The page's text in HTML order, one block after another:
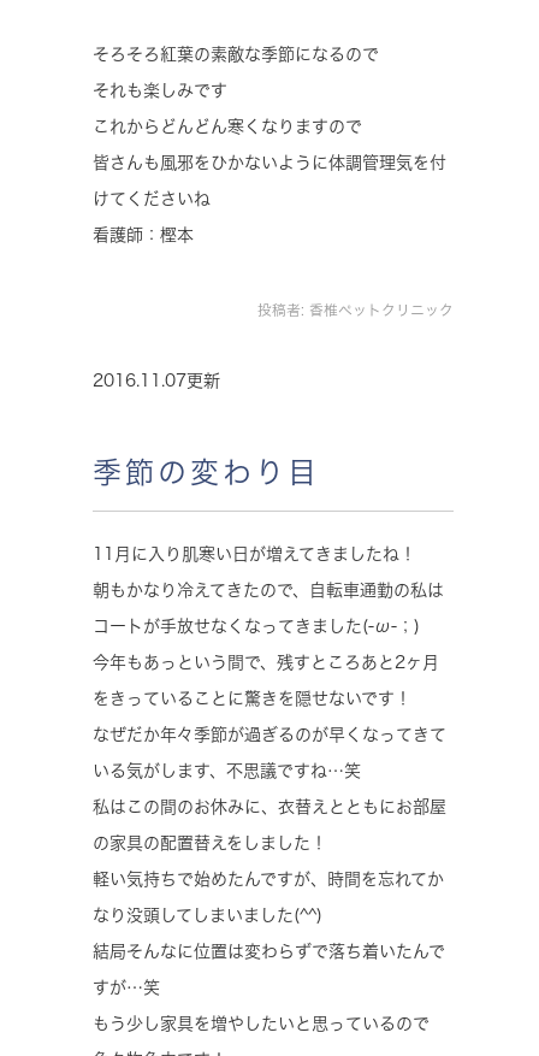
そろそろ紅葉の素敵な季節になるので
それも楽しみです
これからどんどん寒くなりますので
皆さんも風邪をひかないように体調管理気を付
けてくださいね
看護師：樫本
投稿者: 香椎ペットクリニック
2016.11.07更新
季節の変わり目
11月に入り肌寒い日が増えてきましたね！
朝もかなり冷えてきたので、自転車通勤の私は
コートが手放せなくなってきました(-ω-；)
今年もあっという間で、残すところあと2ヶ月
をきっていることに驚きを隠せないです！
なぜだか年々季節が過ぎるのが早くなってきて
いる気がします、不思議ですね…笑
私はこの間のお休みに、衣替えとともにお部屋
の家具の配置替えをしました！
軽い気持ちで始めたんですが、時間を忘れてか
なり没頭してしまいました(^^)
結局そんなに位置は変わらずで落ち着いたんで
すが…笑
もう少し家具を増やしたいと思っているので